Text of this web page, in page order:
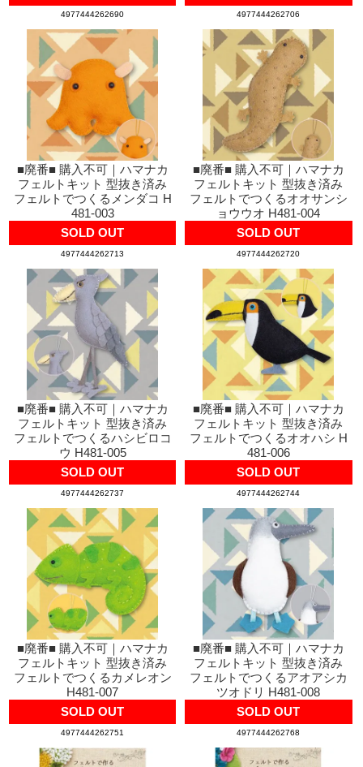
4977444262690 4977444262706
■廃番■ 購入不可｜ハマナカ
フェルトキット 型抜き済み
フェルトでつくるメンダコ H
481-003
SOLD OUT
4977444262713
■廃番■ 購入不可｜ハマナカ
フェルトキット 型抜き済み
フェルトでつくるオオサンシ
ョウウオ H481-004
SOLD OUT
4977444262720
■廃番■ 購入不可｜ハマナカ
フェルトキット 型抜き済み
フェルトでつくるハシビロコ
ウ H481-005
SOLD OUT
4977444262737
■廃番■ 購入不可｜ハマナカ
フェルトキット 型抜き済み
フェルトでつくるオオハシ H
481-006
SOLD OUT
4977444262744
■廃番■ 購入不可｜ハマナカ
フェルトキット 型抜き済み
フェルトでつくるカメレオン
H481-007
SOLD OUT
4977444262751
■廃番■ 購入不可｜ハマナカ
フェルトキット 型抜き済み
フェルトでつくるアオアシカ
ツオドリ H481-008
SOLD OUT
4977444262768